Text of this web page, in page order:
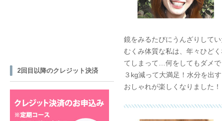
鏡をみるたびにうんざりして
むくみ体質な私は、年々ひど
てしまって…何をしてもダメ
３kg減って大満足！水分を出
おしゃれが楽しくなりました！
2回目以降のクレジット決済